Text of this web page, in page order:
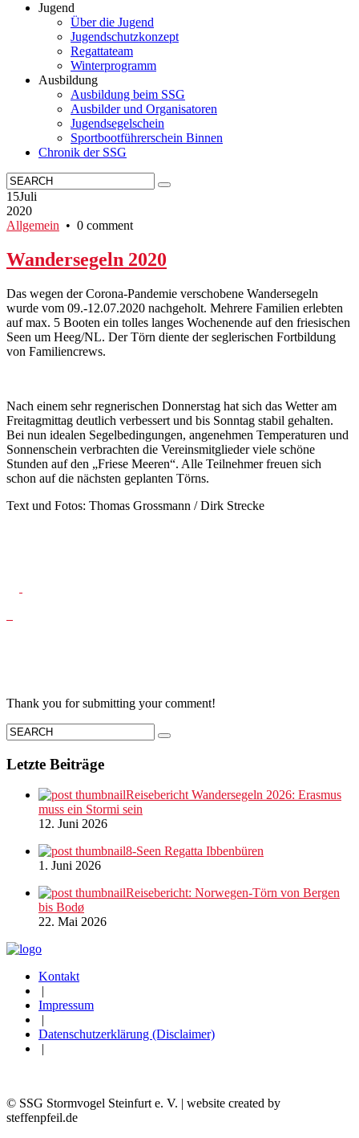
Jugend
Über die Jugend
Jugendschutzkonzept
Regattateam
Winterprogramm
Ausbildung
Ausbildung beim SSG
Ausbilder und Organisatoren
Jugendsegelschein
Sportbootführerschein Binnen
Chronik der SSG
15Juli
2020
Allgemein • 0 comment
Wandersegeln 2020
Das wegen der Corona-Pandemie verschobene Wandersegeln
wurde vom 09.-12.07.2020 nachgeholt. Mehrere Familien erlebten
auf max. 5 Booten ein tolles langes Wochenende auf den friesischen
Seen um Heeg/NL. Der Törn diente der seglerischen Fortbildung
von Familiencrews.
Nach einem sehr regnerischen Donnerstag hat sich das Wetter am
Freitagmittag deutlich verbessert und bis Sonntag stabil gehalten.
Bei nun idealen Segelbedingungen, angenehmen Temperaturen und
Sonnenschein verbrachten die Vereinsmitglieder viele schöne
Stunden auf den „Friese Meeren“. Alle Teilnehmer freuen sich
schon auf die nächsten geplanten Törns.
Text und Fotos: Thomas Grossmann / Dirk Strecke
Thank you for submitting your comment!
Letzte Beiträge
Reisebericht Wandersegeln 2026: Erasmus
muss ein Stormi sein
12. Juni 2026
8-Seen Regatta Ibbenbüren
1. Juni 2026
Reisebericht: Norwegen-Törn von Bergen
bis Bodø
22. Mai 2026
Kontakt
|
Impressum
|
Datenschutzerklärung (Disclaimer)
|
© SSG Stormvogel Steinfurt e. V. | website created by
steffenpfeil.de